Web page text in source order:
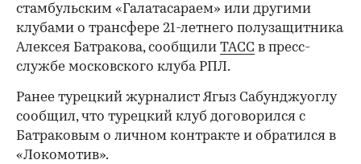
стамбульским «Галатасараем» или другими
клубами о трансфере 21-летнего полузащитника
Алексея Батракова, сообщили ТАСС в пресс-
службе московского клуба РПЛ.
Ранее турецкий журналист Ягыз Сабунджуоглу
сообщил, что турецкий клуб договорился с
Батраковым о личном контракте и обратился в
«Локомотив».